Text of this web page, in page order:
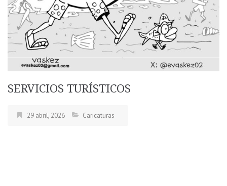
SERVICIOS TURÍSTICOS
29 abril, 2026 Caricaturas